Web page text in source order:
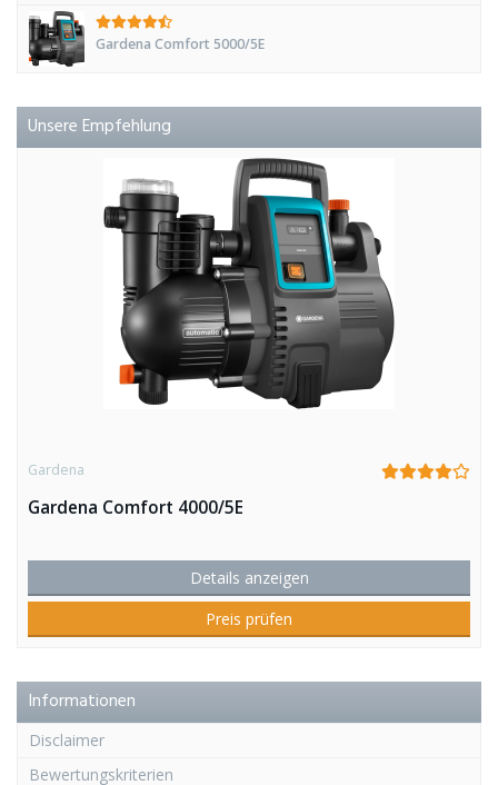
Gardena Comfort 5000/5E
Unsere Empfehlung
Gardena
Gardena Comfort 4000/5E
Details anzeigen
Preis prüfen
Informationen
Disclaimer
Bewertungskriterien